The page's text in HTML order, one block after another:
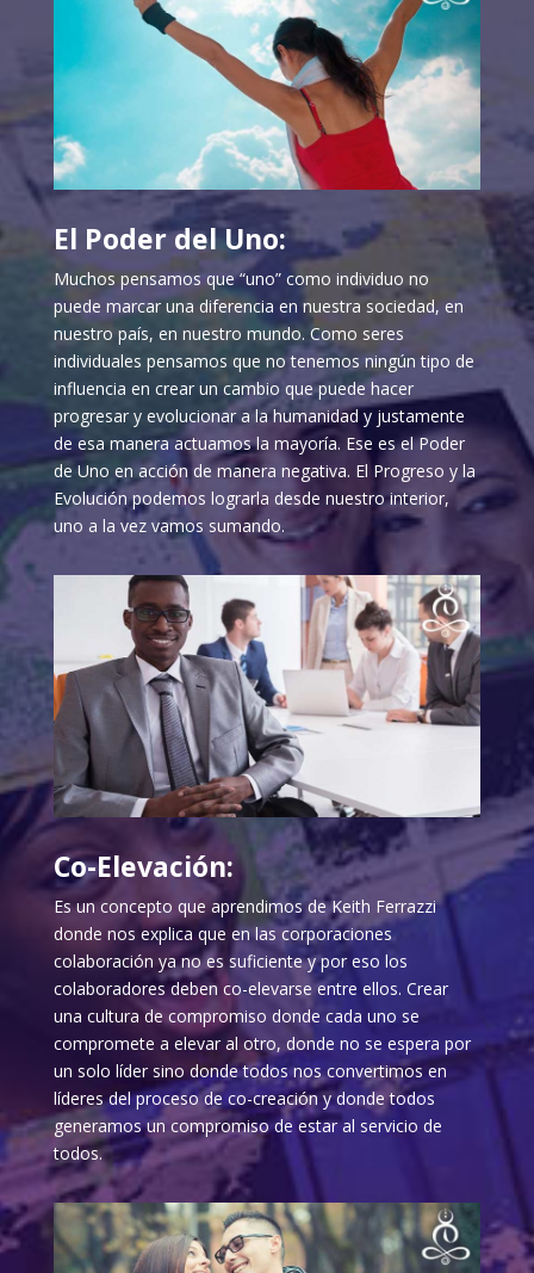
El Poder del Uno:
Muchos pensamos que “uno” como individuo no
puede marcar una diferencia en nuestra sociedad, en
nuestro país, en nuestro mundo. Como seres
individuales pensamos que no tenemos ningún tipo de
influencia en crear un cambio que puede hacer
progresar y evolucionar a la humanidad y justamente
de esa manera actuamos la mayoría. Ese es el Poder
de Uno en acción de manera negativa. El Progreso y la
Evolución podemos lograrla desde nuestro interior,
uno a la vez vamos sumando.
Co-Elevación:
Es un concepto que aprendimos de Keith Ferrazzi
donde nos explica que en las corporaciones
colaboración ya no es suficiente y por eso los
colaboradores deben co-elevarse entre ellos. Crear
una cultura de compromiso donde cada uno se
compromete a elevar al otro, donde no se espera por
un solo líder sino donde todos nos convertimos en
líderes del proceso de co-creación y donde todos
generamos un compromiso de estar al servicio de
todos.